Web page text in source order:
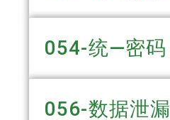
054-统—密码
056-数据泄漏